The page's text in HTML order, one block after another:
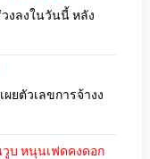
งลงในวันนี้ หลัง
ยตัวเลขการจ้างง
บ หนุนเฟดคงดอก